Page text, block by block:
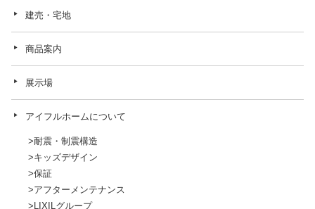
建売・宅地
商品案内
展示場
アイフルホームについて
耐震・制震構造
キッズデザイン
保証
アフターメンテナンス
LIXILグループ